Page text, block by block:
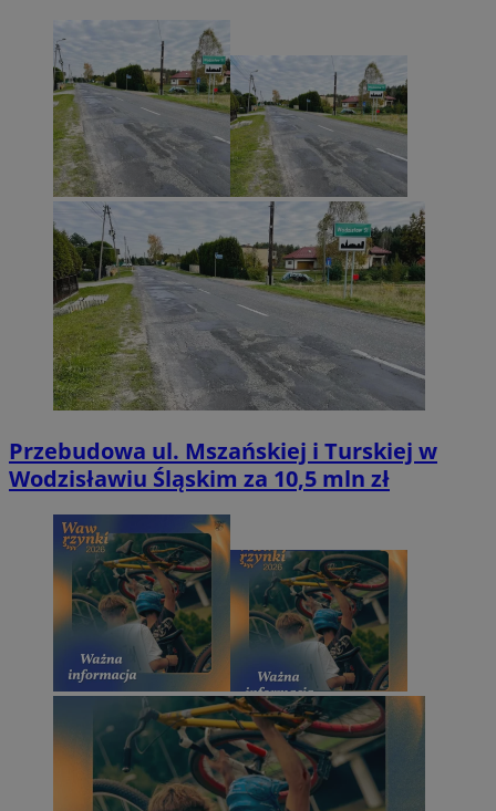
Przebudowa ul. Mszańskiej i Turskiej w
Wodzisławiu Śląskim za 10,5 mln zł